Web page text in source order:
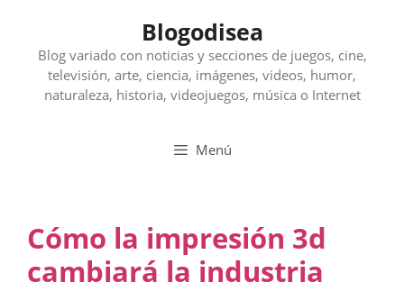
contenido
Blogodisea
Blog variado con noticias y secciones de juegos, cine,
televisión, arte, ciencia, imágenes, videos, humor,
naturaleza, historia, videojuegos, música o Internet
Menú
Cómo la impresión 3d
cambiará la industria